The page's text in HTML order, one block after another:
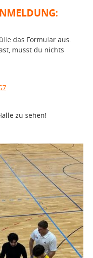
das Formular aus.
musst du nichts
zu sehen!